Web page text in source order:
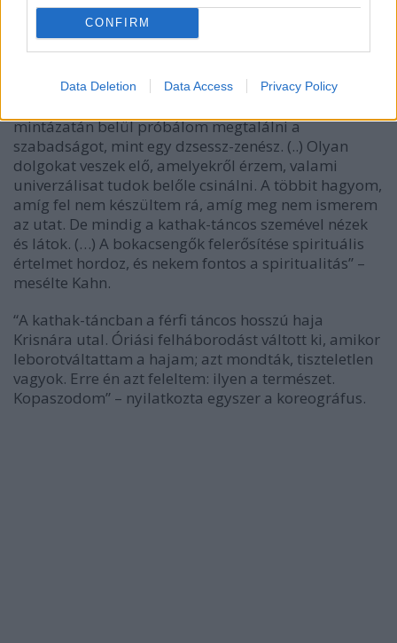
CONFIRM
Data Deletion Data Access Privacy Policy
Pratap Pawar guru vezetésével az Indiai
Táncakadémián.A kathak klasszikus
formanyelvével kapcsolatos gondolatai
mintázatán belül próbálom megtalálni a
szabadságot, mint egy dzsessz-zenész. (..) Olyan
dolgokat veszek elő, amelyekről érzem, valami
univerzálisat tudok belőle csinálni. A többit hagyom,
amíg fel nem készültem rá, amíg meg nem ismerem
az utat. De mindig a kathak-táncos szemével nézek
és látok. (…) A bokacsengők felerősítése spirituális
értelmet hordoz, és nekem fontos a spiritualitás” –
mesélte Kahn.
“A kathak-táncban a férfi táncos hosszú haja
Krisnára utal. Óriási felháborodást váltott ki, amikor
leborotváltattam a hajam; azt mondták, tiszteletlen
vagyok. Erre én azt feleltem: ilyen a természet.
Kopaszodom” – nyilatkozta egyszer a koreográfus.